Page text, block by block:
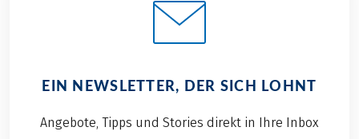
EIN NEWSLETTER, DER SICH LOHNT
Angebote, Tipps und Stories direkt in Ihre Inbox